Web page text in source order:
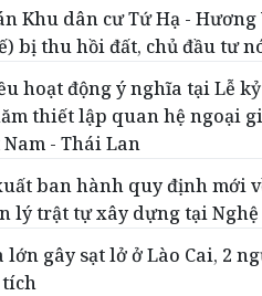
Khu dân cư Tứ Hạ - Hương
bị thu hồi đất, chủ đầu tư
hoạt động ý nghĩa tại Lễ
thiết lập quan hệ ngoại
- Thái Lan
ban hành quy định mới
lý trật tự xây dựng tại Nghệ
lớn gây sạt lở ở Lào Cai, 2
tích